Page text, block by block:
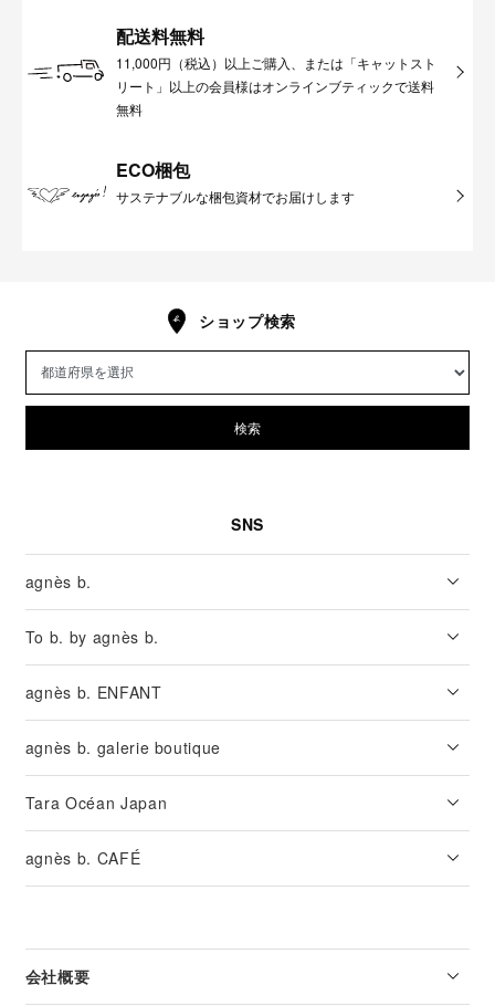
配送料無料
11,000円（税込）以上ご購入、または「キャットスト
リート」以上の会員様はオンラインブティックで送料
無料
ECO梱包
サステナブルな梱包資材でお届けします
ショップ検索
検索
SNS
agnès b.
To b. by agnès b.
agnès b. ENFANT
agnès b. galerie boutique
Tara Océan Japan
agnès b. CAFÉ
会社概要